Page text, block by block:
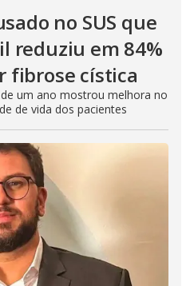
no SUS que
reduziu em 84%
fibrose cística
um ano mostrou melhora no
de vida dos pacientes